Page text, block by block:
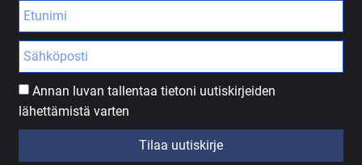
Annan luvan tallentaa tietoni uutiskirjeiden
lähettämistä varten
Tilaa uutiskirje